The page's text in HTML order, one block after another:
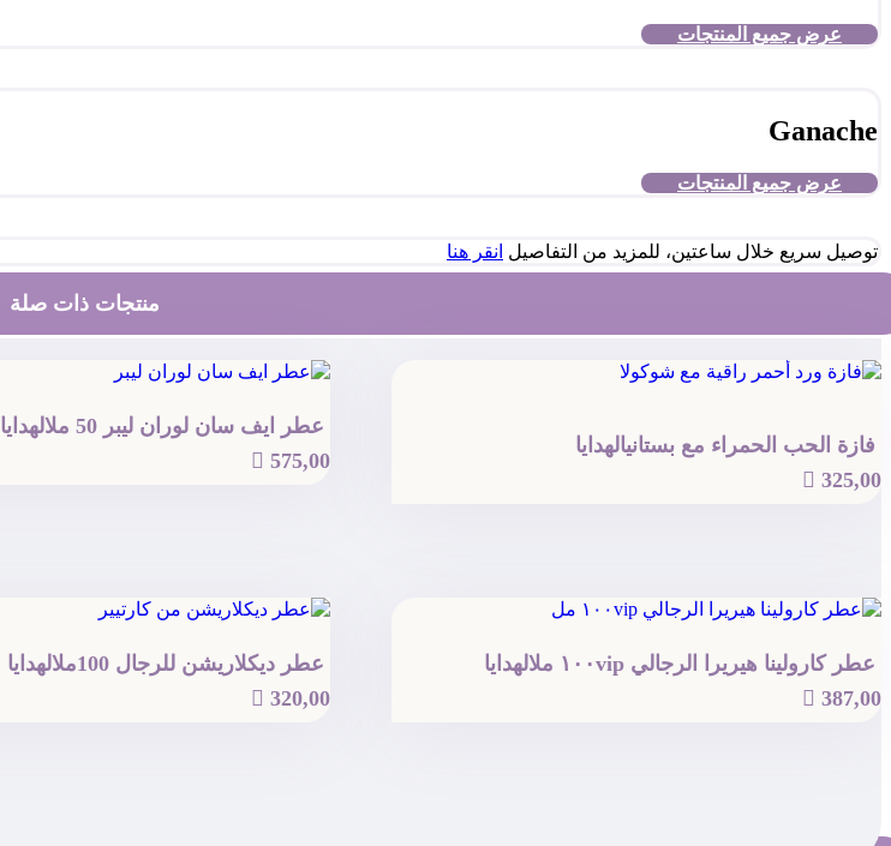
عرض جميع المنتجات
Ganache
عرض جميع المنتجات
توصيل سريع خلال ساعتين، للمزيد من التفاصيل انقر هنا
منتجات ذات صلة
فازة الحب الحمراء مع بستانيالهدايا
 325,00
عطر ايف سان لوران ليبر 50 مل
الهدايا
 575,00
عطر كارولينا هيريرا الرجالي ١٠٠vip مل
الهدايا
 387,00
عطر ديكلاريشن‬‎ للرجال 100مل
الهدايا
 320,00